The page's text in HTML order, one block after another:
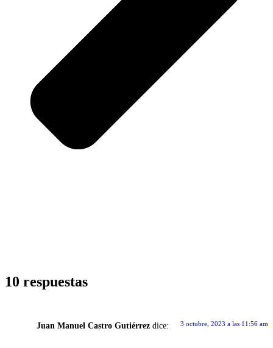
10 respuestas
Juan Manuel Castro Gutiérrez dice: 3 octubre, 2023 a las 11:56 am